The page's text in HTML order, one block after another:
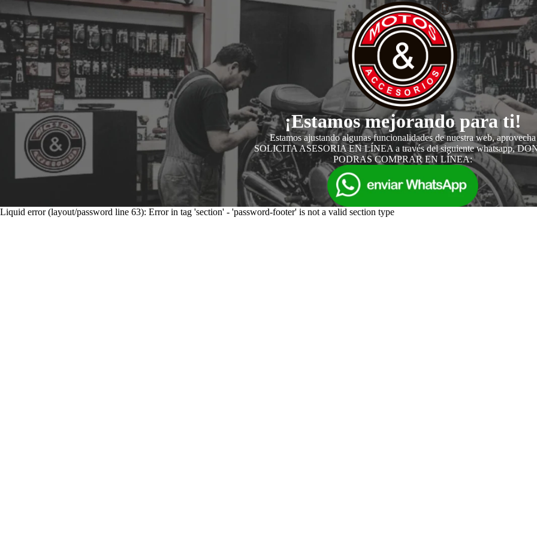
¡Estamos mejorando para ti!
Estamos ajustando algunas funcionalidades de nuestra web, aprovecha
SOLICITA ASESORIA EN LÍNEA a través del siguiente whatsapp,
PODRAS COMPRAR EN LÍNEA:
Liquid error (layout/password line 63): Error in tag 'section' - 'password-footer' is not a valid section type